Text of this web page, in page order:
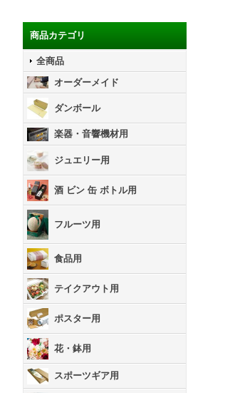
商品カテゴリ
全商品
オーダーメイド
ダンボール
楽器・音響機材用
ジュエリー用
酒 ビン 缶 ボトル用
フルーツ用
食品用
テイクアウト用
ポスター用
花・鉢用
スポーツギア用